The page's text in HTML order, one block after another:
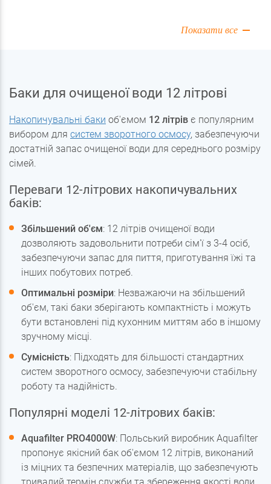
Показати все
Баки для очищеної води 12 літрові
Накопичувальні баки об'ємом 12 літрів є популярним
вибором для систем зворотного осмосу, забезпечуючи
достатній запас очищеної води для середнього розміру
сімей.
Переваги 12-літрових накопичувальних
баків:
Збільшений об'єм: 12 літрів очищеної води
дозволяють задовольнити потреби сім'ї з 3-4 осіб,
забезпечуючи запас для пиття, приготування їжі та
інших побутових потреб.
Оптимальні розміри: Незважаючи на збільшений
об'єм, такі баки зберігають компактність і можуть
бути встановлені під кухонним миттям або в іншому
зручному місці.
Сумісність: Підходять для більшості стандартних
систем зворотного осмосу, забезпечуючи стабільну
роботу та надійність.
Популярні моделі 12-літрових баків:
Aquafilter PRO4000W: Польський виробник Aquafilter
пропонує якісний бак об'ємом 12 літрів, виконаний
із міцних та безпечних матеріалів, що забезпечують